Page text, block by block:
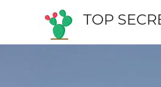
TOP
Przewodnik